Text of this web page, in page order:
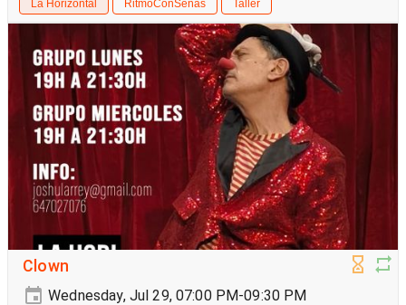
La Horizontal RitmoConSeñas Taller
Clown
Wednesday, Jul 29, 07:00 PM-09:30 PM